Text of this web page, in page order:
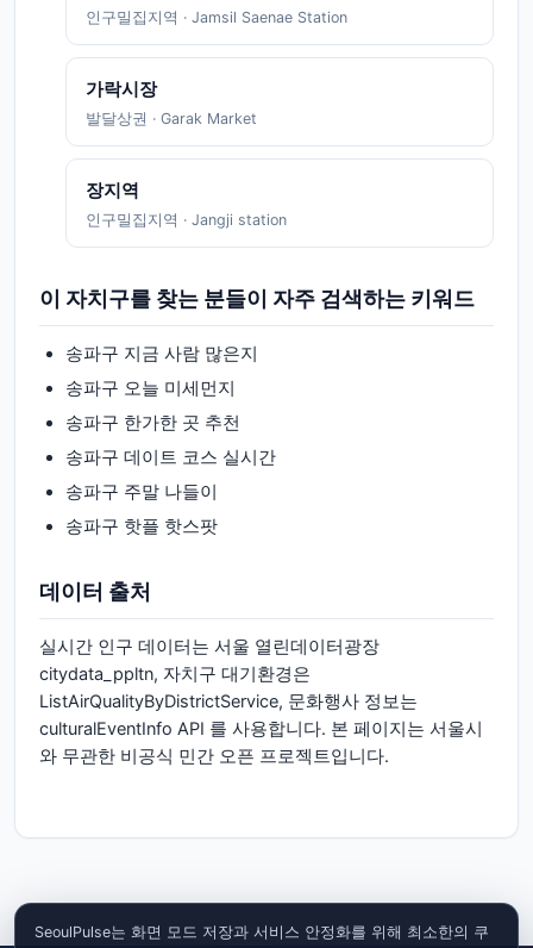
인구밀집지역 · Jamsil Saenae Station
가락시장
발달상권 · Garak Market
장지역
인구밀집지역 · Jangji station
이 자치구를 찾는 분들이 자주 검색하는 키워드
송파구 지금 사람 많은지
송파구 오늘 미세먼지
송파구 한가한 곳 추천
송파구 데이트 코스 실시간
송파구 주말 나들이
송파구 핫플 핫스팟
데이터 출처
실시간 인구 데이터는 서울 열린데이터광장
citydata_ppltn, 자치구 대기환경은
ListAirQualityByDistrictService, 문화행사 정보는
culturalEventInfo API 를 사용합니다. 본 페이지는 서울시
와 무관한 비공식 민간 오픈 프로젝트입니다.
SeoulPulse는 화면 모드 저장과 서비스 안정화를 위해 최소한의 쿠